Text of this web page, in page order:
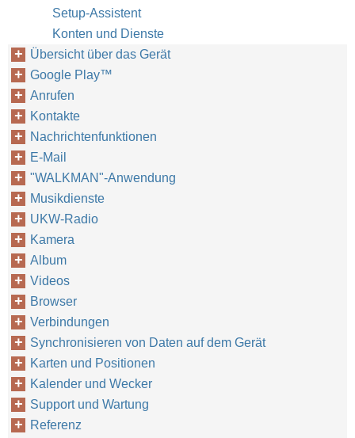
Setup-Assistent
Konten und Dienste
Übersicht über das Gerät
Google Play™‎
Anrufen
Kontakte
Nachrichtenfunktionen
E-Mail
"WALKMAN"-Anwendung
Musikdienste
UKW-Radio
Kamera
Album
Videos
Browser
Verbindungen
Synchronisieren von Daten auf dem Gerät
Karten und Positionen
Kalender und Wecker
Support und Wartung
Referenz